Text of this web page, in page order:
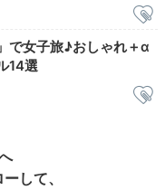
した。海うさぎは貸切
きました！
で女子旅♪おしゃれ＋α
14選
して、